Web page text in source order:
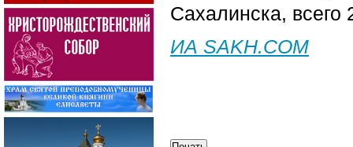
Сахалинска, всего
ИА SAKH.COM